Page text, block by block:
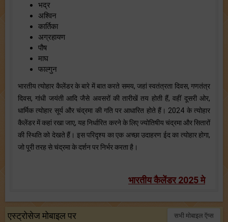
भद्र
अश्विन
कार्तिका
अग्रहायण
पौष
माघ
फाल्गुन
भारतीय त्योहार कैलेंडर के बारे में बात करते समय, जहां स्वतंत्रता दिवस, गणतंत्र
दिवस, गांधी जयंती आदि जैसे अवसरों की तारीखें तय होती हैं, वहीं दूसरी ओर,
धार्मिक त्योहार सूर्य और चंद्रमा की गति पर आधारित होते हैं। 2024 के त्योहार
कैलेंडर में कहां रखा जाए, यह निर्धारित करने के लिए ज्योतिषीय चंद्रमा और सितारों
की स्थिति को देखते हैं। इस परिदृश्य का एक अच्छा उदाहरण ईद का त्योहार होगा,
जो पूरी तरह से चंद्रमा के दर्शन पर निर्भर करता है।
भारतीय कैलेंडर 2025 मे
एस्ट्रोसेज मोबाइल पर सभी मोबाइल ऍप्स